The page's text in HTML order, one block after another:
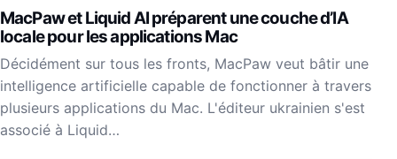
MacPaw et Liquid AI préparent une couche d’IA
locale pour les applications Mac
Décidément sur tous les fronts, MacPaw veut bâtir une
intelligence artificielle capable de fonctionner à travers
plusieurs applications du Mac. L'éditeur ukrainien s'est
associé à Liquid…